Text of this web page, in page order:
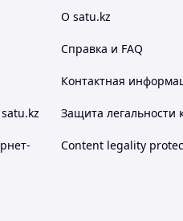
О satu.kz
Справка и FAQ
Контактная
Защита легальности
Content legality